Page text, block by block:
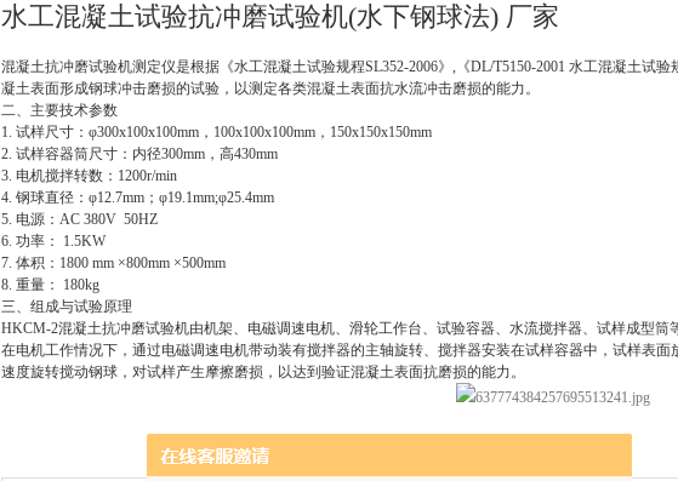
水工混凝土试验抗冲磨试验机(水下钢球法) 厂家
混凝土抗冲磨试验机测定仪是根据《水工混凝土试验规程SL352-2006》 ,《DL/T5150-2001 水工混凝土试验
凝土表面形成钢球冲击磨损的试验，以测定各类混凝土表面抗水流冲击磨损的能力。
二、主要技术参数
1. 试样尺寸：φ300x100x100mm ， 100x100x100mm，150x150x150mm
2. 试样容器筒尺寸： 内径300mm ，高430mm
3. 电机搅拌转数：1200r/min
4. 钢球直径：φ12.7mm；φ19.1mm;φ25.4mm
5. 电源：AC 380V  50HZ
6. 功率： 1.5KW
7. 体积：1800 mm ×800mm ×500mm
8. 重量： 180kg
三、 组成与试验原理
HKCM-2混凝土抗冲磨试验机由机架、电磁调速电机、滑轮工作台、试验容器、水流搅拌器、试样成型筒
在电机工作情况下，通过电磁调速电机带动装有搅拌器的主轴旋转、搅拌器安装在试样容器中，试样表
速度旋转搅动钢球，对试样产生摩擦磨损，以达到验证混凝土表面抗磨损的能力。